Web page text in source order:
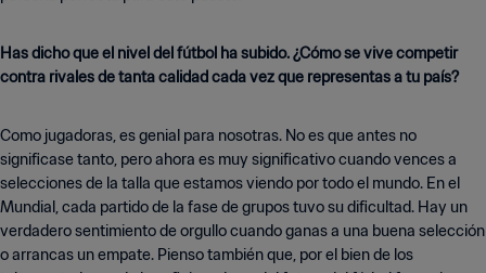
Has dicho que el nivel del fútbol ha subido. ¿Cómo se vive competir
contra rivales de tanta calidad cada vez que representas a tu país?
Como jugadoras, es genial para nosotras. No es que antes no
significase tanto, pero ahora es muy significativo cuando vences a
selecciones de la talla que estamos viendo por todo el mundo. En el
Mundial, cada partido de la fase de grupos tuvo su dificultad. Hay un
verdadero sentimiento de orgullo cuando ganas a una buena selección
o arrancas un empate. Pienso también que, por el bien de los